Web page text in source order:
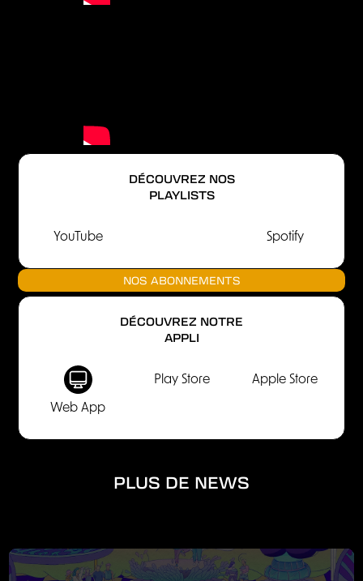
DÉCOUVREZ NOS
PLAYLISTS
YouTube Spotify
NOS ABONNEMENTS
DÉCOUVREZ NOTRE
APPLI
Web App
Play Store Apple Store
PLUS DE NEWS